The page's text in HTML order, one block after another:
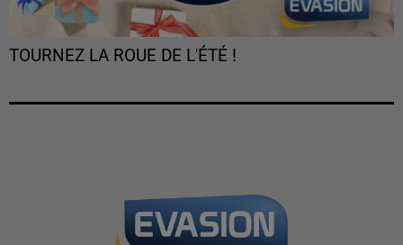
TOURNEZ LA ROUE DE L'ÉTÉ !